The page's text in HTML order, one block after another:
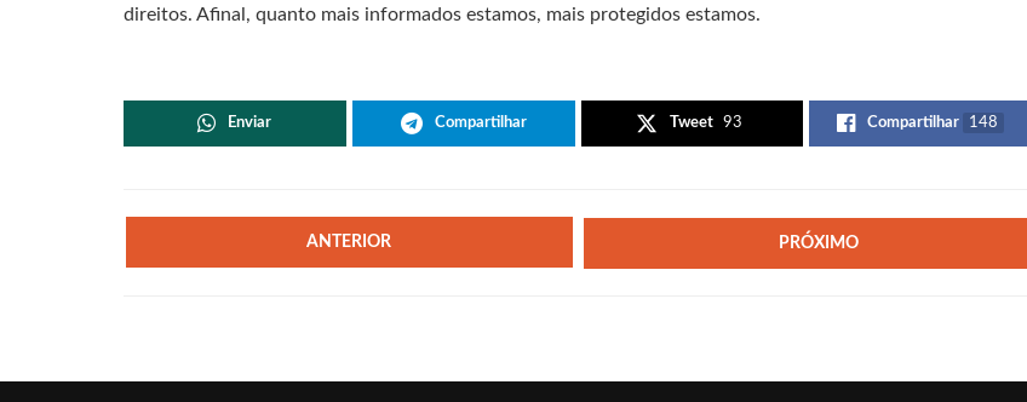
direitos. Afinal, quanto mais informados estamos, mais protegidos estamos.
Enviar Compartilhar Tweet 93 Compartilhar 148
ANTERIOR PRÓXIMO